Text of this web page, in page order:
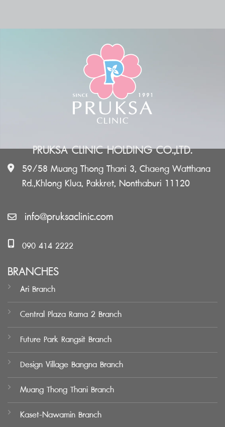
PRUKSA CLINIC HOLDING CO.,LTD.
59/58 Muang Thong Thani 3, Chaeng Watthana
Rd.,Khlong Klua, Pakkret, Nonthaburi 11120
info@pruksaclinic.com
090 414 2222
BRANCHES
Ari Branch
Central Plaza Rama 2 Branch
Future Park Rangsit Branch
Design Village Bangna Branch
Muang Thong Thani Branch
Kaset-Nawamin Branch